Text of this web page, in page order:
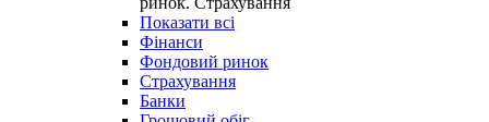
Показати всі
Фінанси
Фондовий ринок
Страхування
Банки